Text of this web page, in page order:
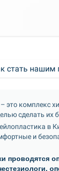
стать нашим
это комплекс
сделать
в
и
проводятся